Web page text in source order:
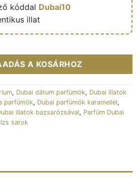
kóddal Dubai10
illat
100ml - Ministry of Oud
A KOSÁRHOZ
, Dubai dátum parfümök, Dubai illatok
parfümök, Dubai parfümök karamellel,
illatok bazsarózsával, Parfüm Dubai
sarok